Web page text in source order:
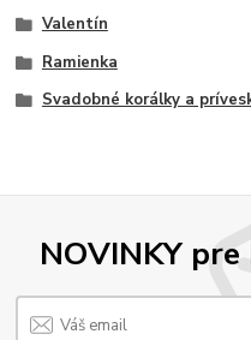
Valentín
Ramienka
Svadobné korálky a
NOVINKY